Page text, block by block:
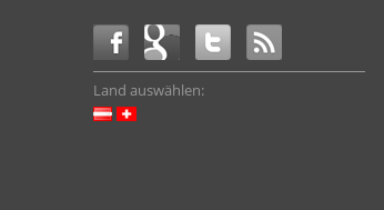
Land auswählen: